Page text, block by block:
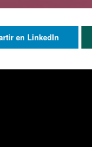
en LinkedIn